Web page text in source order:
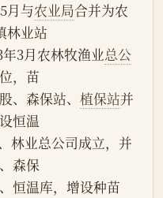
月与农业局合并为农
林业站
3月农林牧渔业总公
，苗
、森保站、 植保站并
恒温
林业总公司成立，并
森保
恒温库，增设种苗